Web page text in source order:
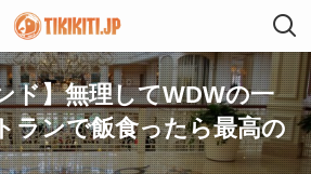
ド】無理してWDWの一
ランで飯食ったら最高の